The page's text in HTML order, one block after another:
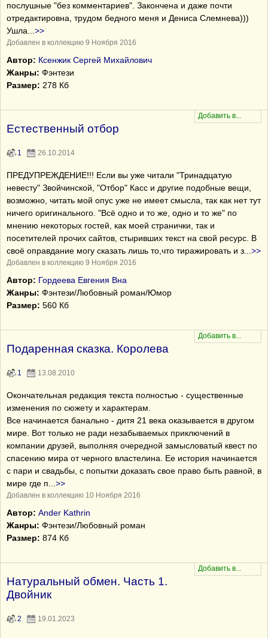
послушные "без комментариев". Закончена и даже почти
отредактировна, трудом бедного меня и Дениса Слемнева)))
Ушла
>>
Добавлен в коллекцию 9 Ноября 2016
Автор: Ксенжик Сергей Михайлович
Жанры: Фэнтези
Размер: 278 Кб
Естественный отбор
1 26.10.2014
ПРЕДУПРЕЖДЕНИЕ!!! Если вы уже читали "Тринадцатую
невесту" Звойчинской, "Отбор" Касс и другие подобные вещи,
возможно, читать мой опус уже не имеет смысла, так как нет тут
ничего оригинального. "Всё одно и то же, одно и то же" по
мнению некоторых гостей, как моей странички, так и
посетителей прочих сайтов, стыривших текст на свой ресурс. В
своё оправдание могу сказать лишь то,что тиражировать и з
>>
Добавлен в коллекцию 9 Ноября 2016
Автор: Гордеева Евгения Вна
Жанры: Фэнтези/Любовный роман/Юмор
Размер: 560 Кб
Подаренная сказка. Королева
1 13.08.2010
Окончательная редакция текста полностью - существенные
изменения по сюжету и характерам.
Все начинается банально - дитя 21 века оказывается в другом
мире. Вот только не ради незабываемых приключений в
компании друзей, выполняя очередной замысловатый квест по
спасению мира от черного властелина. Ее история начинается
с пари и свадьбы, с попытки доказать свое право быть равной, в
мире где п
>>
Добавлен в коллекцию 10 Ноября 2016
Автор: Ander Kathrin
Жанры: Фэнтези/Любовный роман
Размер: 874 Кб
Натуральный обмен. Часть 1.
Двойник
2 19.01.2023